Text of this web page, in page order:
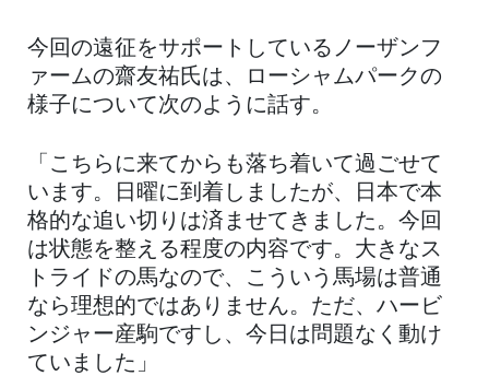
今回の遠征をサポートしているノーザンフ
ァームの齋友祐氏は、ローシャムパークの
様子について次のように話す。
「こちらに来てからも落ち着いて過ごせて
います。日曜に到着しましたが、日本で本
格的な追い切りは済ませてきました。今回
は状態を整える程度の内容です。大きなス
トライドの馬なので、こういう馬場は普通
なら理想的ではありません。ただ、ハービ
ンジャー産駒ですし、今日は問題なく動け
ていました」